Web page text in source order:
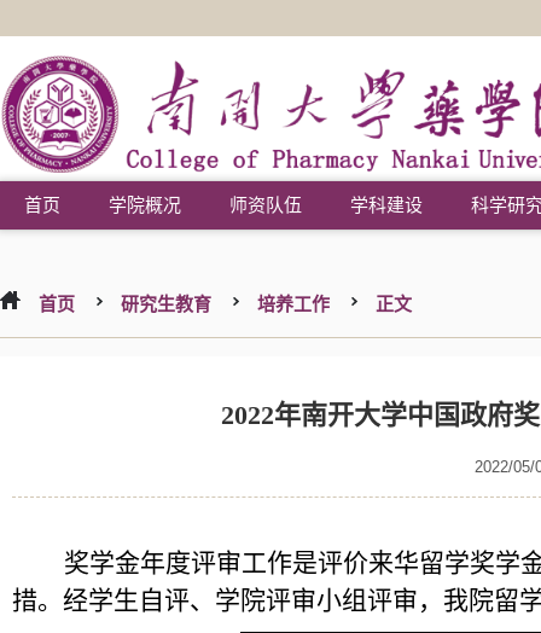
首页 学院概况 师资队伍 学科建设 科学研
首页 研究生教育 培养工作 正文
2022年南开大学中国政府
2022/05/
奖学金年度评审工作是评价来华留学奖学
措。经学生自评、学院评审小组评审，我院留